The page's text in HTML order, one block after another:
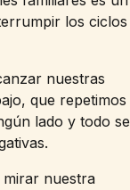
los ciclos
nuestras
que repetimos
lado y todo se
mirar nuestra